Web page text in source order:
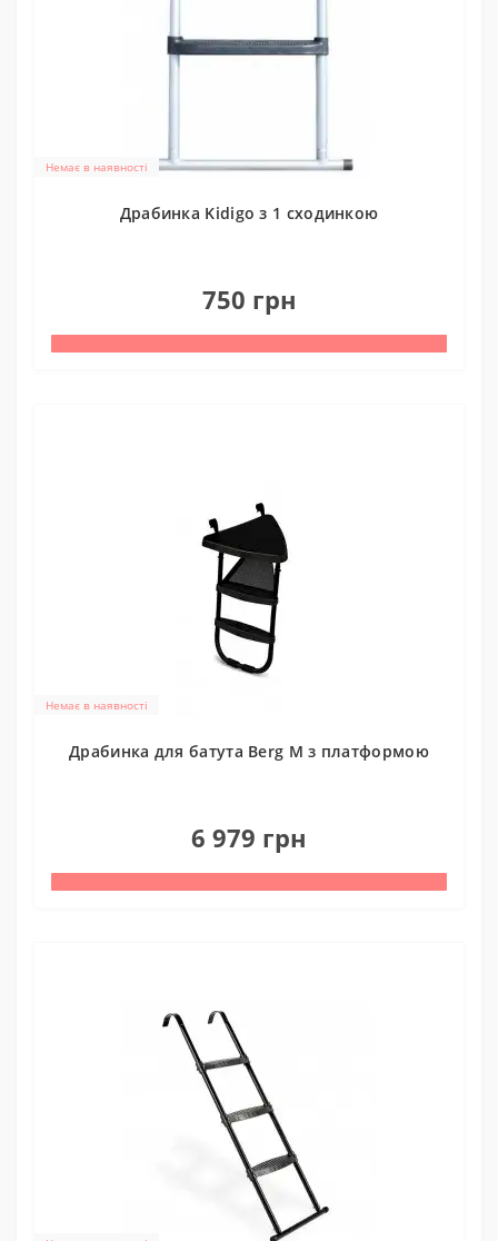
Немає в наявності
Драбинка Kidigo з 1 сходинкою
750 грн
Немає в наявності
Драбинка для батута Berg M з платформою
6 979 грн